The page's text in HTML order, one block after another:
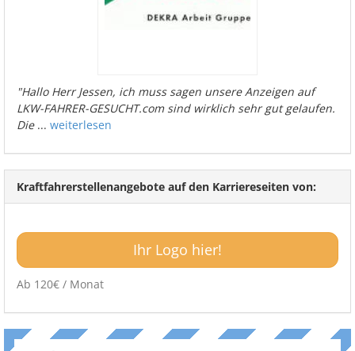
"Hallo Herr Jessen, ich muss sagen unsere Anzeigen auf
LKW-FAHRER-GESUCHT.com sind wirklich sehr gut gelaufen.
Die... weiterlesen
Kraftfahrerstellenangebote auf den Karriereseiten von:
Ihr Logo hier!
Ab 120€ / Monat